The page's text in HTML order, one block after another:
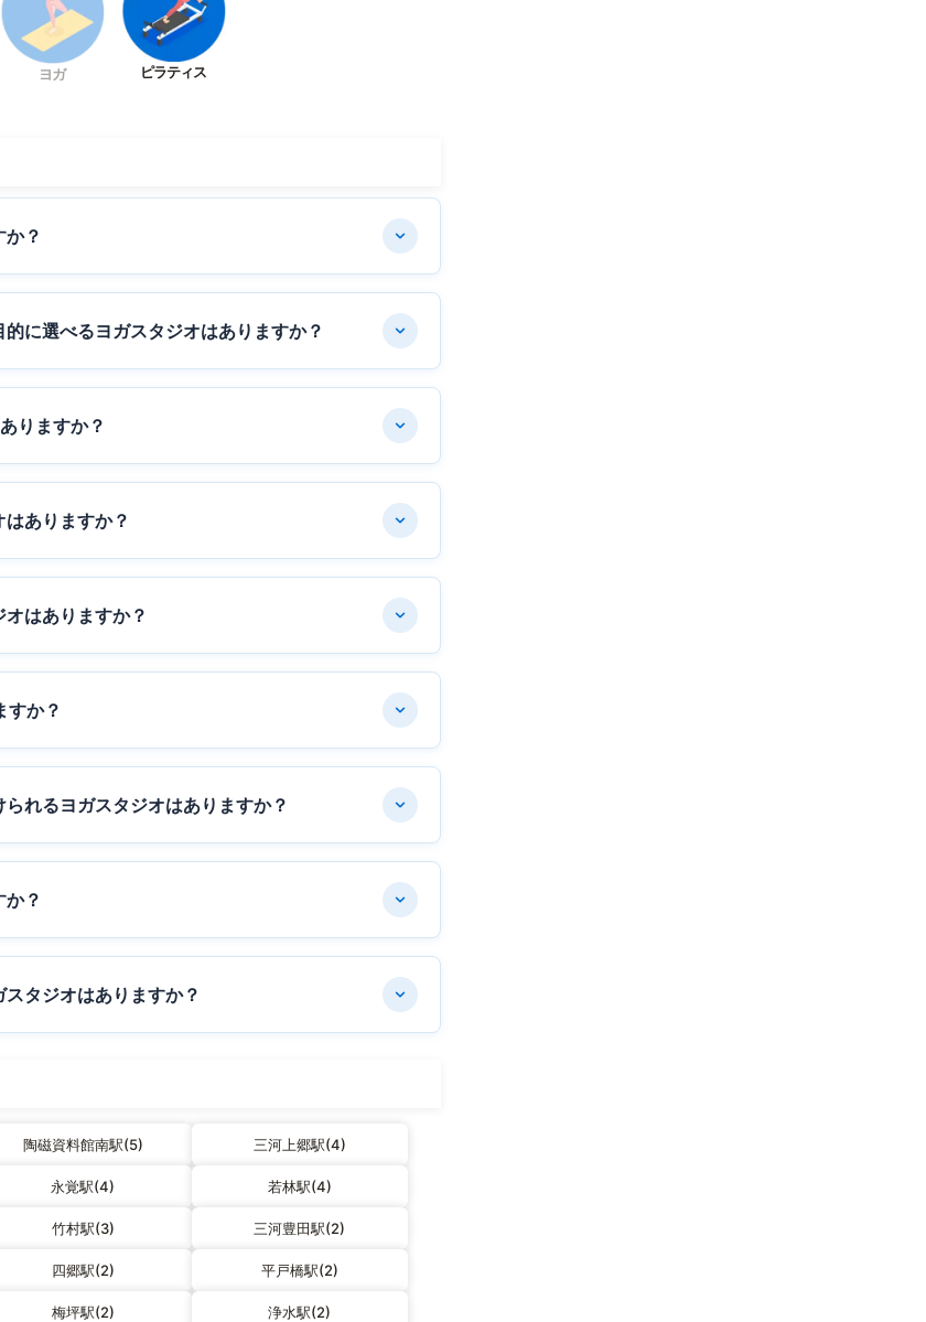
ヨガ ピラティス
？
に選べるヨガスタジオはありますか？
りますか？
ありますか？
はありますか？
すか？
れるヨガスタジオはありますか？
？
タジオはありますか？
陶磁資料館南駅(5) 三河上郷駅(4)
永覚駅(4) 若林駅(4)
竹村駅(3) 三河豊田駅(2)
四郷駅(2) 平戸橋駅(2)
梅坪駅(2) 浄水駅(2)